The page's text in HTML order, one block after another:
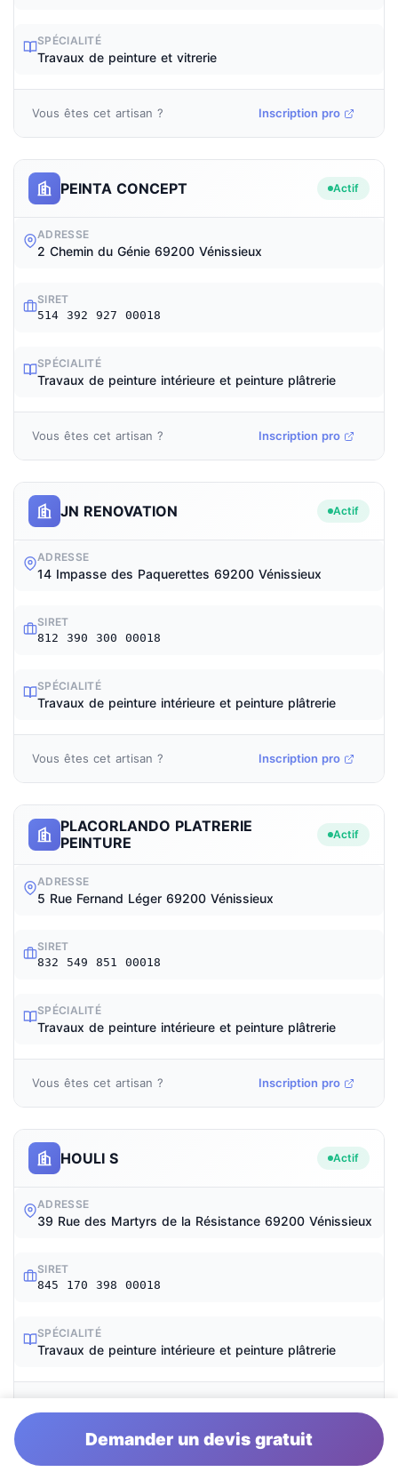
SPÉCIALITÉ
Travaux de peinture et vitrerie
Vous êtes cet artisan ? Inscription pro
PEINTA CONCEPT Actif
ADRESSE
2 Chemin du Génie 69200 Vénissieux
SIRET
514 392 927 00018
SPÉCIALITÉ
Travaux de peinture intérieure et peinture plâtrerie
Vous êtes cet artisan ? Inscription pro
JN RENOVATION Actif
ADRESSE
14 Impasse des Paquerettes 69200 Vénissieux
SIRET
812 390 300 00018
SPÉCIALITÉ
Travaux de peinture intérieure et peinture plâtrerie
Vous êtes cet artisan ? Inscription pro
PLACORLANDO PLATRERIE
PEINTURE
Actif
ADRESSE
5 Rue Fernand Léger 69200 Vénissieux
SIRET
832 549 851 00018
SPÉCIALITÉ
Travaux de peinture intérieure et peinture plâtrerie
Vous êtes cet artisan ? Inscription pro
HOULI S Actif
ADRESSE
39 Rue des Martyrs de la Résistance 69200 Vénissieux
SIRET
845 170 398 00018
SPÉCIALITÉ
Travaux de peinture intérieure et peinture plâtrerie
Demander un devis gratuit